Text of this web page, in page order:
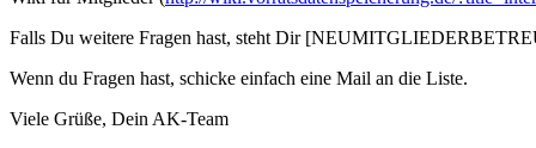
Falls Du weitere Fragen hast, steht Dir
Wenn du Fragen hast, schicke einfach eine Mail an die Liste.
Viele Grüße, Dein AK-Team